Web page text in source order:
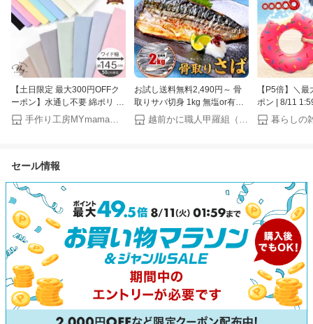
【土日限定 最大300円OFFク
ーポン】水通し不要 綿ポリ 無
地 生地 幅広 145cm 全15色 ■
TC シワになりにくい 速乾 布
パステル 小物 入園 入学 スモ
手作り工房MYmama（エムワイママ）
お試し送料無料2,490円～ 骨
取りサバ切身 1kg 無塩or有塩
が選べる♪骨とり 骨なし 鯖 さ
ば 冷凍食品 お中元 ギフト
越前かに職人甲羅組（DENSHOKU）
【P5倍】＼
ポン | 8/11
人 子供 うき
き輪 大人用
わいい ドー
プール 夏
セール情報